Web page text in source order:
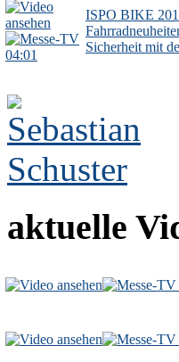
04:01
ISPO BIKE
Sicherheit mit
aktuelle